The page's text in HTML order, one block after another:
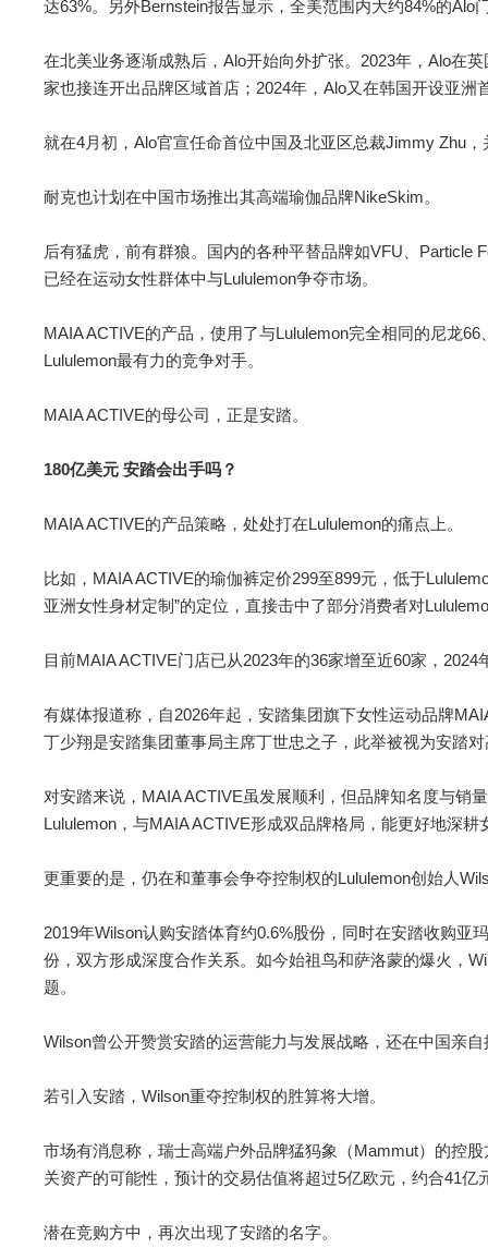
达63%。另外Bernstein报告显示，全美范围内大约84%的Alo
在北美业务逐渐成熟后，Alo开始向外扩张。2023年，Alo在
家也接连开出品牌区域首店；2024年，Alo又在韩国开设亚洲
就在4月初，Alo官宣任命首位中国及北亚区总裁Jimmy Zhu
耐克也计划在中国市场推出其高端瑜伽品牌NikeSkim。
后有猛虎，前有群狼。国内的各种平替品牌如VFU、Particle
已经在运动女性群体中与Lululemon争夺市场。
MAIA ACTIVE的产品，使用了与Lululemon完全相同的尼龙
Lululemon最有力的竞争对手。
MAIA ACTIVE的母公司，正是安踏。
180亿美元 安踏会出手吗？
MAIA ACTIVE的产品策略，处处打在Lululemon的痛点上。
比如，MAIA ACTIVE的瑜伽裤定价299至899元，低于
亚洲女性身材定制”的定位，直接击中了部分消费者对
目前MAIA ACTIVE门店已从2023年的36家增至近60家，2024
有媒体报道称，自2026年起，安踏集团旗下女性运动品牌
丁少翔是安踏集团董事局主席丁世忠之子，此举被视为安踏
对安踏来说，MAIA ACTIVE虽发展顺利，但品牌知名度与销
Lululemon，与MAIA ACTIVE形成双品牌格局，能更好地深耕
更重要的是，仍在和董事会争夺控制权的Lululemon创始人
2019年Wilson认购安踏体育约0.6%股份，同时在安踏收购亚
份，双方形成深度合作关系。如今始祖鸟和萨洛蒙的爆火，
题。
Wilson曾公开赞赏安踏的运营能力与发展战略，还在中国亲
若引入安踏，Wilson重夺控制权的胜算将大增。
市场有消息称，瑞士高端户外品牌猛犸象（Mammut）的控
关资产的可能性，预计的交易估值将超过5亿欧元，约合41亿
潜在竞购方中，再次出现了安踏的名字。